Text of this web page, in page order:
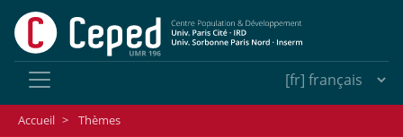
Accueil > Thèmes